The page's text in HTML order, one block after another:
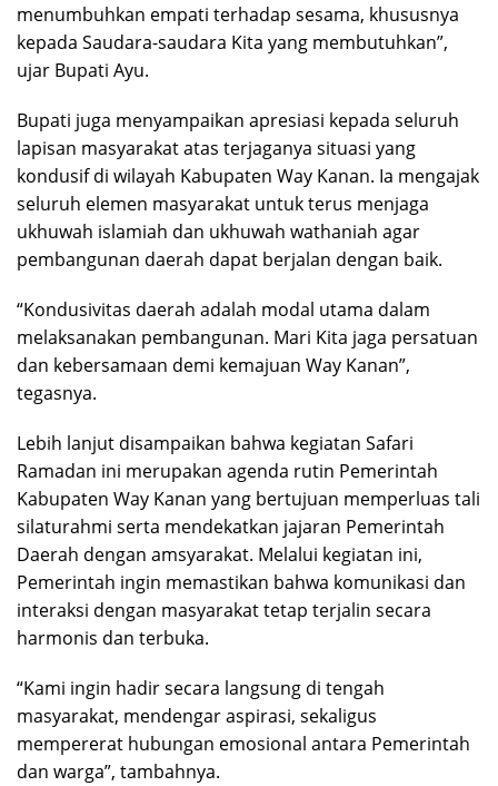
menumbuhkan empati terhadap sesama, khususnya
kepada Saudara-saudara Kita yang membutuhkan”,
ujar Bupati Ayu.
Bupati juga menyampaikan apresiasi kepada seluruh
lapisan masyarakat atas terjaganya situasi yang
kondusif di wilayah Kabupaten Way Kanan. Ia mengajak
seluruh elemen masyarakat untuk terus menjaga
ukhuwah islamiah dan ukhuwah wathaniah agar
pembangunan daerah dapat berjalan dengan baik.
“Kondusivitas daerah adalah modal utama dalam
melaksanakan pembangunan. Mari Kita jaga persatuan
dan kebersamaan demi kemajuan Way Kanan”,
tegasnya.
Lebih lanjut disampaikan bahwa kegiatan Safari
Ramadan ini merupakan agenda rutin Pemerintah
Kabupaten Way Kanan yang bertujuan memperluas tali
silaturahmi serta mendekatkan jajaran Pemerintah
Daerah dengan amsyarakat. Melalui kegiatan ini,
Pemerintah ingin memastikan bahwa komunikasi dan
interaksi dengan masyarakat tetap terjalin secara
harmonis dan terbuka.
“Kami ingin hadir secara langsung di tengah
masyarakat, mendengar aspirasi, sekaligus
mempererat hubungan emosional antara Pemerintah
dan warga”, tambahnya.